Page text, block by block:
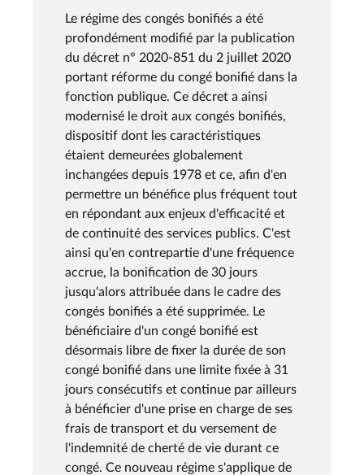
Le régime des congés bonifiés a été
profondément modifié par la publication
du décret n° 2020-851 du 2 juillet 2020
portant réforme du congé bonifié dans la
fonction publique. Ce décret a ainsi
modernisé le droit aux congés bonifiés,
dispositif dont les caractéristiques
étaient demeurées globalement
inchangées depuis 1978 et ce, afin d'en
permettre un bénéfice plus fréquent tout
en répondant aux enjeux d'efficacité et
de continuité des services publics. C'est
ainsi qu'en contrepartie d'une fréquence
accrue, la bonification de 30 jours
jusqu'alors attribuée dans le cadre des
congés bonifiés a été supprimée. Le
bénéficiaire d'un congé bonifié est
désormais libre de fixer la durée de son
congé bonifié dans une limite fixée à 31
jours consécutifs et continue par ailleurs
à bénéficier d'une prise en charge de ses
frais de transport et du versement de
l'indemnité de cherté de vie durant ce
congé. Ce nouveau régime s'applique de